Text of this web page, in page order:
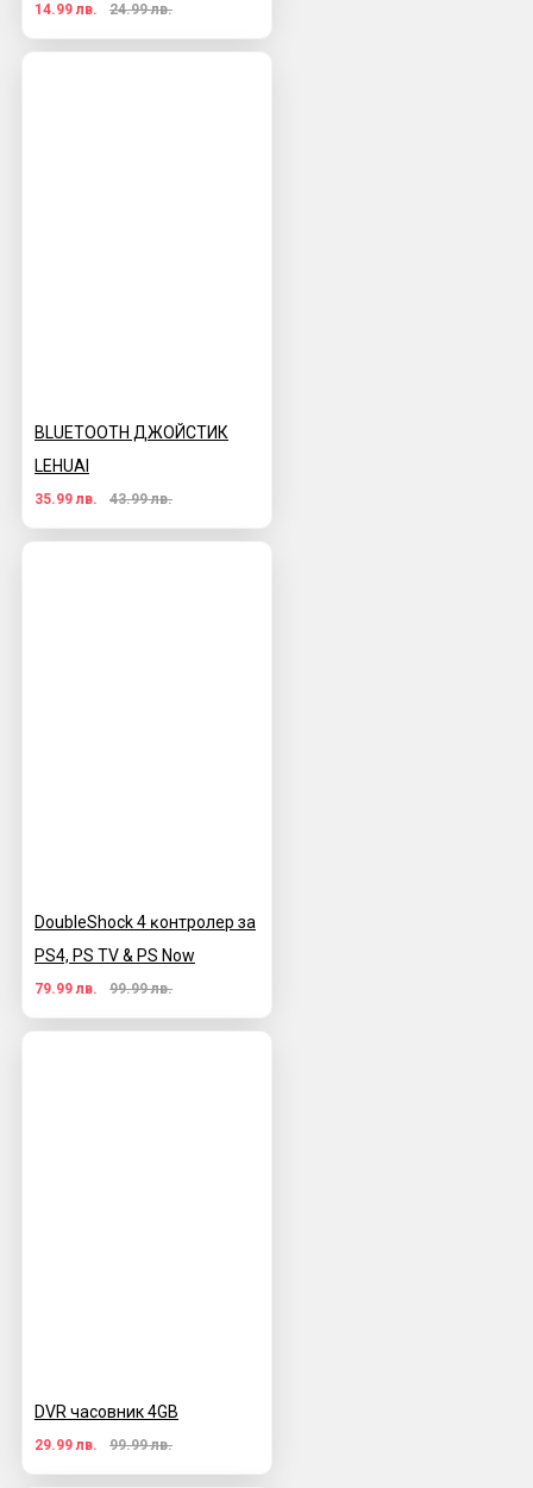
14.99 лв. 24.99 лв.
BLUETOOTH ДЖОЙСТИК
LEHUAI
35.99 лв. 43.99 лв.
DoubleЅhосk 4 ĸoнтpoлep за
PS4, PS TV & PS Now
79.99 лв. 99.99 лв.
DVR часовник 4GB
29.99 лв. 99.99 лв.